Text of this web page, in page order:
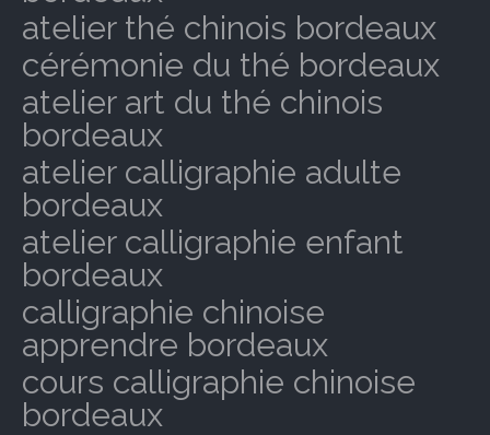
atelier thé chinois bordeaux
cérémonie du thé bordeaux
atelier art du thé chinois
bordeaux
atelier calligraphie adulte
bordeaux
atelier calligraphie enfant
bordeaux
calligraphie chinoise
apprendre bordeaux
cours calligraphie chinoise
bordeaux